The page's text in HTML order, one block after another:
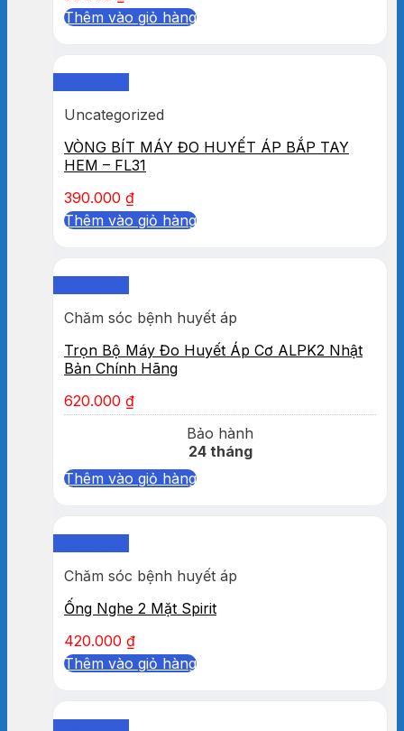
Thêm vào giỏ hàng
Uncategorized
VÒNG BÍT MÁY ĐO HUYẾT ÁP BẮP TAY
HEM – FL31
390.000 ₫
Thêm vào giỏ hàng
Chăm sóc bệnh huyết áp
Trọn Bộ Máy Đo Huyết Áp Cơ ALPK2 Nhật
Bản Chính Hãng
620.000 ₫
Bảo hành
24 tháng
Thêm vào giỏ hàng
Chăm sóc bệnh huyết áp
Ống Nghe 2 Mặt Spirit
420.000 ₫
Thêm vào giỏ hàng